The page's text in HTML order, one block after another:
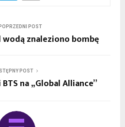
POPRZEDNI POST
znaleziono bombę
POST
na „Global Alliance”